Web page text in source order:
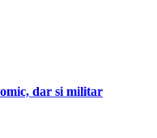
dar si militar